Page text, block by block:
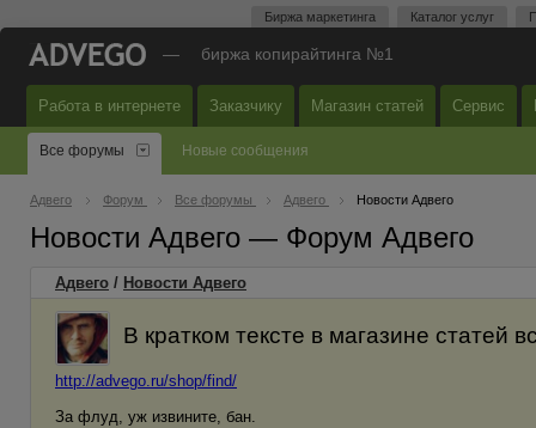
Биржа маркетинга Каталог услуг
— биржа копирайтинга №1
Работа в интернете Заказчику Магазин статей Сервис
Все форумы Новые сообщения
Адвего Форум Все форумы Адвего Новости Адвего
Новости Адвего — Форум Адвего
Адвего / Новости Адвего
В кратком тексте в магазине статей
http://advego.ru/shop/find/
За флуд, уж извините, бан.